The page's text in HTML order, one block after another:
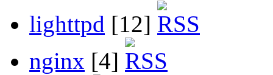
lighttpd [12]
nginx [4]